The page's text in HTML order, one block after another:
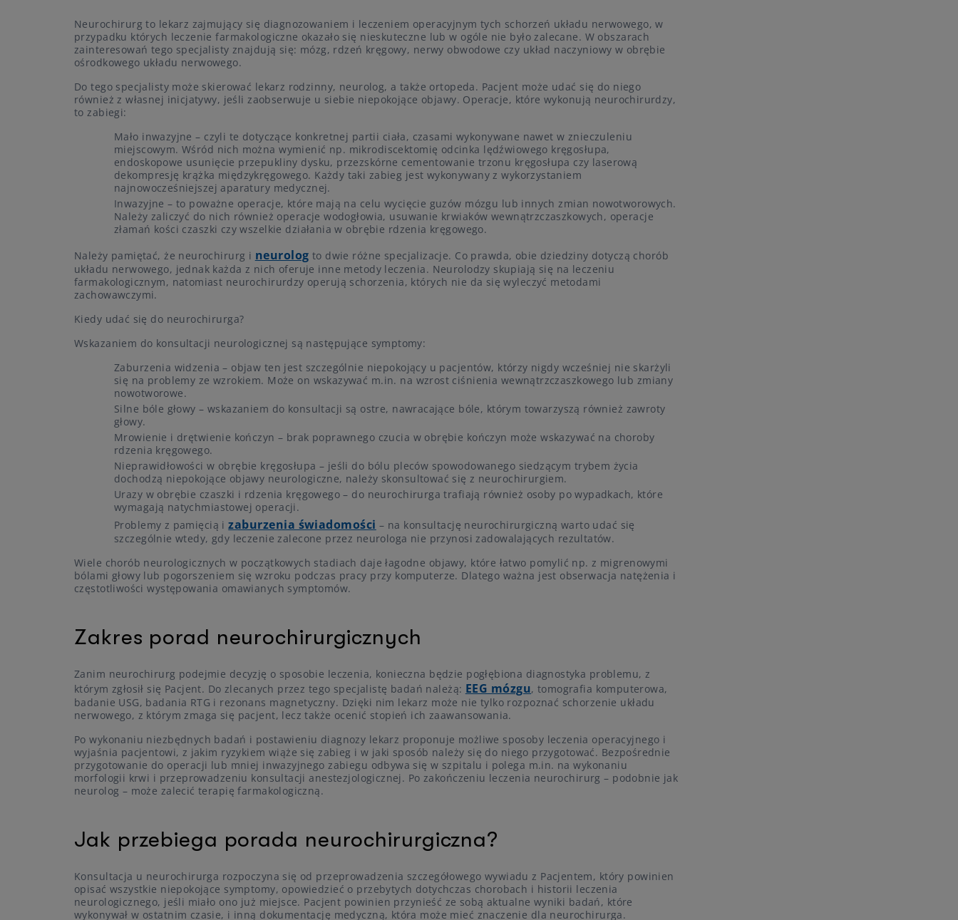
Neurochirurg to lekarz zajmujący się diagnozowaniem i leczeniem operacyjnym tych schorzeń układu nerwowego, w
przypadku których leczenie farmakologiczne okazało się nieskuteczne lub w ogóle nie było zalecane. W obszarach
zainteresowań tego specjalisty znajdują się: mózg, rdzeń kręgowy, nerwy obwodowe czy układ naczyniowy w obrębie
ośrodkowego układu nerwowego.
Do tego specjalisty może skierować lekarz rodzinny, neurolog, a także ortopeda. Pacjent może udać się do niego
również z własnej inicjatywy, jeśli zaobserwuje u siebie niepokojące objawy. Operacje, które wykonują neurochirurdzy,
to zabiegi:
Mało inwazyjne – czyli te dotyczące konkretnej partii ciała, czasami wykonywane nawet w znieczuleniu
miejscowym. Wśród nich można wymienić np. mikrodiscektomię odcinka lędźwiowego kręgosłupa,
endoskopowe usunięcie przepukliny dysku, przezskórne cementowanie trzonu kręgosłupa czy laserową
dekompresję krążka międzykręgowego. Każdy taki zabieg jest wykonywany z wykorzystaniem
najnowocześniejszej aparatury medycznej.
Inwazyjne – to poważne operacje, które mają na celu wycięcie guzów mózgu lub innych zmian nowotworowych.
Należy zaliczyć do nich również operacje wodogłowia, usuwanie krwiaków wewnątrzczaszkowych, operacje
złamań kości czaszki czy wszelkie działania w obrębie rdzenia kręgowego.
Należy pamiętać, że neurochirurg i neurolog to dwie różne specjalizacje. Co prawda, obie dziedziny dotyczą chorób
układu nerwowego, jednak każda z nich oferuje inne metody leczenia. Neurolodzy skupiają się na leczeniu
farmakologicznym, natomiast neurochirurdzy operują schorzenia, których nie da się wyleczyć metodami
zachowawczymi.
Kiedy udać się do neurochirurga?
Wskazaniem do konsultacji neurologicznej są następujące symptomy:
Zaburzenia widzenia – objaw ten jest szczególnie niepokojący u pacjentów, którzy nigdy wcześniej nie skarżyli
się na problemy ze wzrokiem. Może on wskazywać m.in. na wzrost ciśnienia wewnątrzczaszkowego lub zmiany
nowotworowe.
Silne bóle głowy – wskazaniem do konsultacji są ostre, nawracające bóle, którym towarzyszą również zawroty
głowy.
Mrowienie i drętwienie kończyn – brak poprawnego czucia w obrębie kończyn może wskazywać na choroby
rdzenia kręgowego.
Nieprawidłowości w obrębie kręgosłupa – jeśli do bólu pleców spowodowanego siedzącym trybem życia
dochodzą niepokojące objawy neurologiczne, należy skonsultować się z neurochirurgiem.
Urazy w obrębie czaszki i rdzenia kręgowego – do neurochirurga trafiają również osoby po wypadkach, które
wymagają natychmiastowej operacji.
Problemy z pamięcią izaburzenia świadomości – na konsultację neurochirurgiczną warto udać się
szczególnie wtedy, gdy leczenie zalecone przez neurologa nie przynosi zadowalających rezultatów.
Wiele chorób neurologicznych w początkowych stadiach daje łagodne objawy, które łatwo pomylić np. z migrenowymi
bólami głowy lub pogorszeniem się wzroku podczas pracy przy komputerze. Dlatego ważna jest obserwacja natężenia i
częstotliwości występowania omawianych symptomów.
Zakres porad neurochirurgicznych
Zanim neurochirurg podejmie decyzję o sposobie leczenia, konieczna będzie pogłębiona diagnostyka problemu, z
którym zgłosił się Pacjent. Do zlecanych przez tego specjalistę badań należą: EEG mózgu, tomografia komputerowa,
badanie USG, badania RTG i rezonans magnetyczny. Dzięki nim lekarz może nie tylko rozpoznać schorzenie układu
nerwowego, z którym zmaga się pacjent, lecz także ocenić stopień ich zaawansowania.
Po wykonaniu niezbędnych badań i postawieniu diagnozy lekarz proponuje możliwe sposoby leczenia operacyjnego i
wyjaśnia pacjentowi, z jakim ryzykiem wiąże się zabieg i w jaki sposób należy się do niego przygotować. Bezpośrednie
przygotowanie do operacji lub mniej inwazyjnego zabiegu odbywa się w szpitalu i polega m.in. na wykonaniu
morfologii krwi i przeprowadzeniu konsultacji anestezjologicznej. Po zakończeniu leczenia neurochirurg – podobnie jak
neurolog – może zalecić terapię farmakologiczną.
Jak przebiega porada neurochirurgiczna?
Konsultacja u neurochirurga rozpoczyna się od przeprowadzenia szczegółowego wywiadu z Pacjentem, który powinien
opisać wszystkie niepokojące symptomy, opowiedzieć o przebytych dotychczas chorobach i historii leczenia
neurologicznego, jeśli miało ono już miejsce. Pacjent powinien przynieść ze sobą aktualne wyniki badań, które
wykonywał w ostatnim czasie, i inną dokumentację medyczną, która może mieć znaczenie dla neurochirurga.